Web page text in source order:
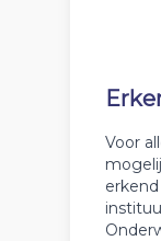
Voor